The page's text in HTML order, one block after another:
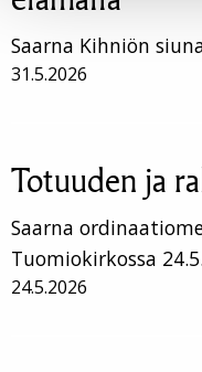
Saarna Kihniön
31.5.2026
Totuuden ja
Saarna
Tuomiokirkossa
24.5.2026